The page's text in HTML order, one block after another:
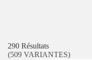
290 Résultats
(509 VARIANTES)